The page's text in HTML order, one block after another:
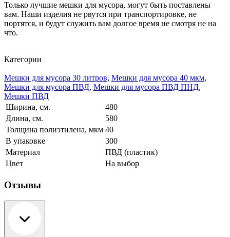
Только лучшие мешки для мусора, могут быть поставлены
вам. Наши изделия не рвутся при транспортировке, не
портятся, и будут служить вам долгое время не смотря не на
что.
Категории
Мешки для мусора 30 литров, Мешки для мусора 40 мкм,
Мешки для мусора ПВД, Мешки для мусора ПВД ПНД,
Мешки ПВД
Ширина, см.
480
Длина, см.
580
Толщина полиэтилена, мкм 40
В упаковке
300
Материал
ПВД (пластик)
Цвет
На выбор
Отзывы